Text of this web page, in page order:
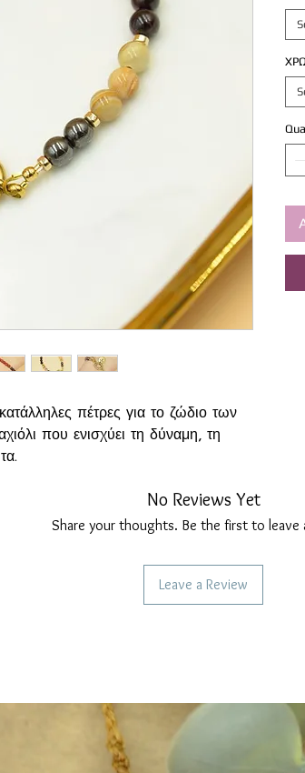
πέτρες για το ζώδιο των
που ενισχύει τη δύναμη, τη
σταθερότητα, καθαρό στόχο και
να διοχετεύουν σωστά την έντονη
Ενισχύει το θάρρος, την
δύναμη. Βοηθά στη σωστή
No Reviews Yet
Share your thoughts. Be the first to leave
Leave a Review